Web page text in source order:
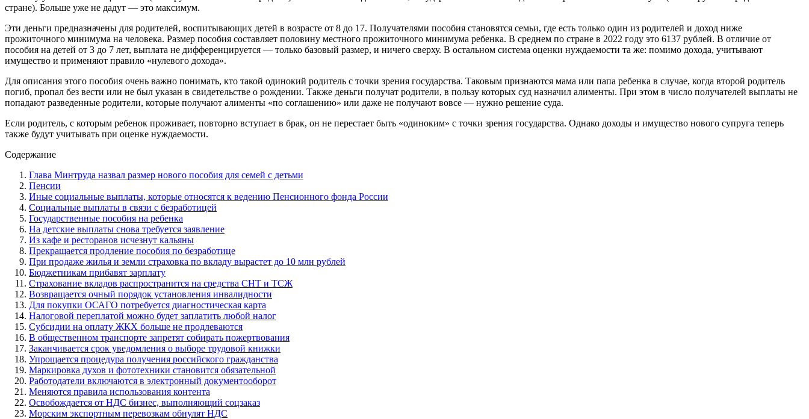
стране). Больше уже не дадут — это максимум.
Эти деньги предназначены для родителей, воспитывающих детей в возрасте от 8 до 17. Получателями пособия становятся семьи, где есть только один из родителей и доход ниже
прожиточного минимума на человека. Размер пособия составляет половину местного прожиточного минимума ребенка. В среднем по стране в 2022 году это 6137 рублей. В отличие от
пособия на детей от 3 до 7 лет, выплата не дифференцируется — только базовый размер, и ничего сверху. В остальном система оценки нуждаемости та же: помимо дохода, учитывают
имущество и применяют правило «нулевого дохода».
Для описания этого пособия очень важно понимать, кто такой одинокий родитель с точки зрения государства. Таковым признаются мама или папа ребенка в случае, когда второй родитель
погиб, пропал без вести или не был указан в свидетельстве о рождении. Также деньги получат родители, в пользу которых суд назначил алименты. При этом в число получателей выплаты не
попадают разведенные родители, которые получают алименты «по соглашению» или даже не получают вовсе — нужно решение суда.
Если родитель, с которым ребенок проживает, повторно вступает в брак, он не перестает быть «одиноким» с точки зрения государства. Однако доходы и имущество нового супруга теперь
также будут учитывать при оценке нуждаемости.
Содержание
Глава Минтруда назвал размер нового пособия для семей с детьми
Пенсии
Иные социальные выплаты, которые относятся к ведению Пенсионного фонда России
Социальные выплаты в связи с безработицей
Государственные пособия на ребенка
На детские выплаты снова требуется заявление
Из кафе и ресторанов исчезнут кальяны
Прекращается продление пособия по безработице
При продаже жилья и земли страховка по вкладу вырастет до 10 млн рублей
Бюджетникам прибавят зарплату
Страхование вкладов распространится на средства СНТ и ТСЖ
Возвращается очный порядок установления инвалидности
Для покупки ОСАГО потребуется диагностическая карта
Налоговой переплатой можно будет заплатить любой налог
Субсидии на оплату ЖКХ больше не продлеваются
В общественном транспорте запретят собирать пожертвования
Заканчивается срок уведомления о выборе трудовой книжки
Упрощается процедура получения российского гражданства
Маркировка духов и фототехники становится обязательной
Работодатели включаются в электронный документооборот
Меняются правила использования контента
Освобождается от НДС бизнес, выполняющий соцзаказ
Морским экспортным перевозкам обнулят НДС